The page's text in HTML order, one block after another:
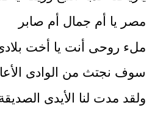
مصر يا أم جمال أم صابر
ملء روحى أنت يا أخت
سوف نجتث من الوادى
ولقد مدت لنا الأيدى